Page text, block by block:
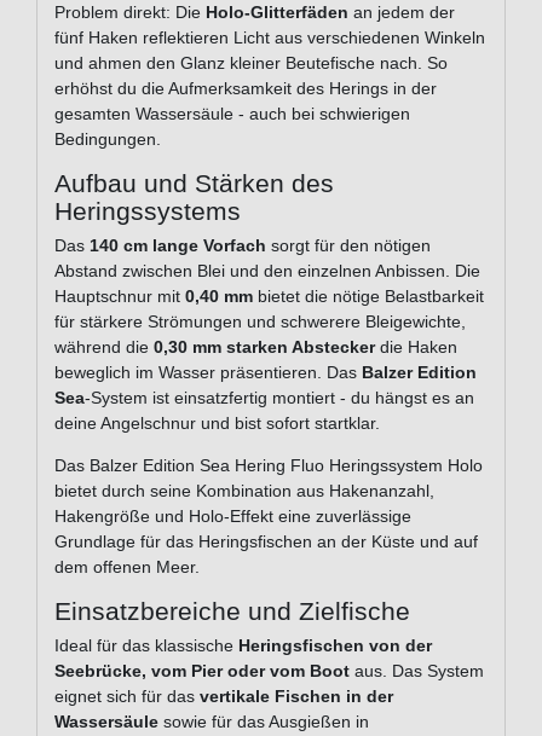
Problem direkt: Die Holo-Glitterfäden an jedem der
fünf Haken reflektieren Licht aus verschiedenen Winkeln
und ahmen den Glanz kleiner Beutefische nach. So
erhöhst du die Aufmerksamkeit des Herings in der
gesamten Wassersäule - auch bei schwierigen
Bedingungen.
Aufbau und Stärken des
Heringssystems
Das 140 cm lange Vorfach sorgt für den nötigen
Abstand zwischen Blei und den einzelnen Anbissen. Die
Hauptschnur mit 0,40 mm bietet die nötige Belastbarkeit
für stärkere Strömungen und schwerere Bleigewichte,
während die 0,30 mm starken Absteckerdie Haken
beweglich im Wasser präsentieren. Das Balzer Edition
Sea-System ist einsatzfertig montiert - du hängst es an
deine Angelschnur und bist sofort startklar.
Das Balzer Edition Sea Hering Fluo Heringssystem Holo
bietet durch seine Kombination aus Hakenanzahl,
Hakengröße und Holo-Effekt eine zuverlässige
Grundlage für das Heringsfischen an der Küste und auf
dem offenen Meer.
Einsatzbereiche und Zielfische
Ideal für das klassische Heringsfischen von der
Seebrücke, vom Pier oder vom Boot aus. Das System
eignet sich für das vertikale Fischen in der
Wassersäule sowie für das Ausgießen in